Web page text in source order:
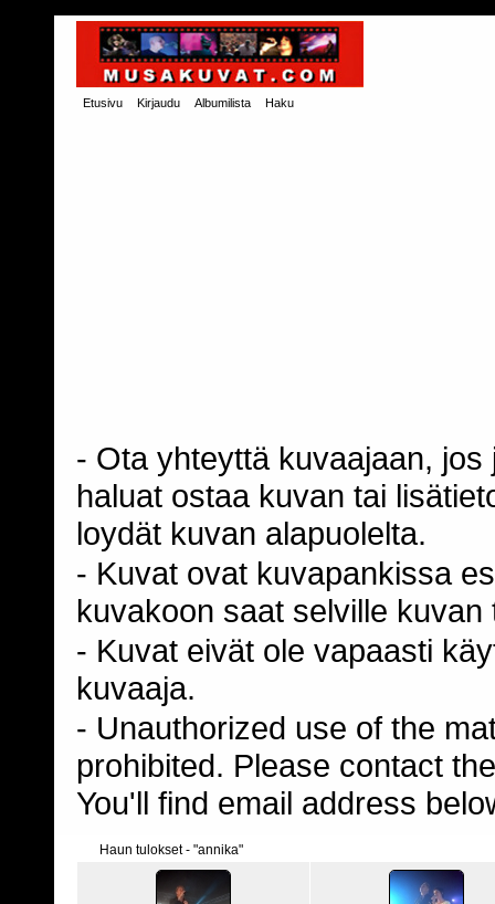
Etusivu Kirjaudu Albumilista Haku
- Ota yhteyttä kuvaajaan,
haluat ostaa kuvan tai
loydät kuvan alapuolelta.
- Kuvat ovat kuvapankissa
kuvakoon saat selville
- Kuvat eivät ole vapaasti
kuvaaja.
- Unauthorized use of the
prohibited. Please contact
You'll find email address
Haun tulokset - "annika"